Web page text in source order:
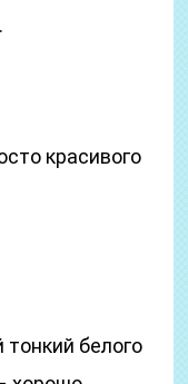
красивого
белого